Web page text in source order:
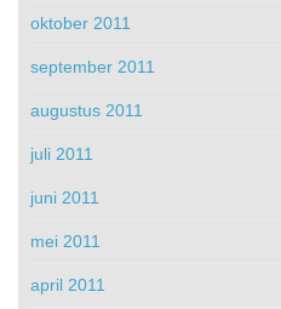
oktober 2011
september 2011
augustus 2011
juli 2011
juni 2011
mei 2011
april 2011